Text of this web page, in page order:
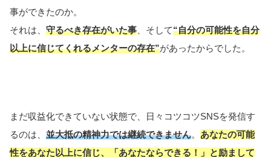
事ができたのか。
それは、 守るべき存在がいた事 、そして“自分の可能性を自分
以上に信じてくれるメンターの存在”があったからでした。
まだ収益化できていない状態で、日々コツコツSNSを発信す
るのは、 並大抵の精神力では継続できません。 あなたの可能
性をあなた以上に信じ、「あなたならできる！」と励まして